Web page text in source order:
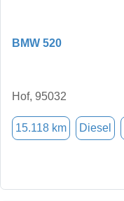
BMW 520
Hof, 95032
15.118 km Diesel